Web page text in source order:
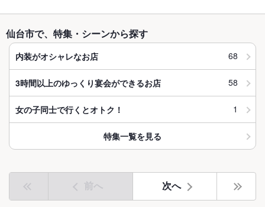
仙台市で、特集・シーンから探す
内装がオシャレなお店 68
3時間以上のゆっくり宴会ができるお店 58
女の子同士で行くとオトク！ 1
特集一覧を見る
前へ 次へ